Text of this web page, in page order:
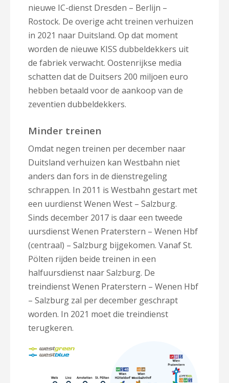
nieuwe IC-dienst Dresden – Berlijn –
Rostock. De overige acht treinen verhuizen
in 2021 naar Duitsland. Op dat moment
worden de nieuwe KISS dubbeldekkers uit
de fabriek verwacht. Oostenrijkse media
schatten dat de Duitsers 200 miljoen euro
hebben betaald voor de aankoop van de
zeventien dubbeldekkers.
Minder treinen
Omdat negen treinen per december naar
Duitsland verhuizen kan Westbahn niet
anders dan fors in de dienstregeling
schrappen. In 2011 is Westbahn gestart met
een uurdienst Wenen West – Salzburg.
Sinds december 2017 is daar een tweede
uursdienst Wenen Praterstern – Wenen Hbf
(centraal) – Salzburg bijgekomen. Vanaf St.
Pölten rijden beide treinen in een
halfuursdienst naar Salzburg. De
treindienst Wenen Praterstern – Wenen Hbf
– Salzburg zal per december geschrapt
worden. In 2021 moet die treindienst
terugkeren.